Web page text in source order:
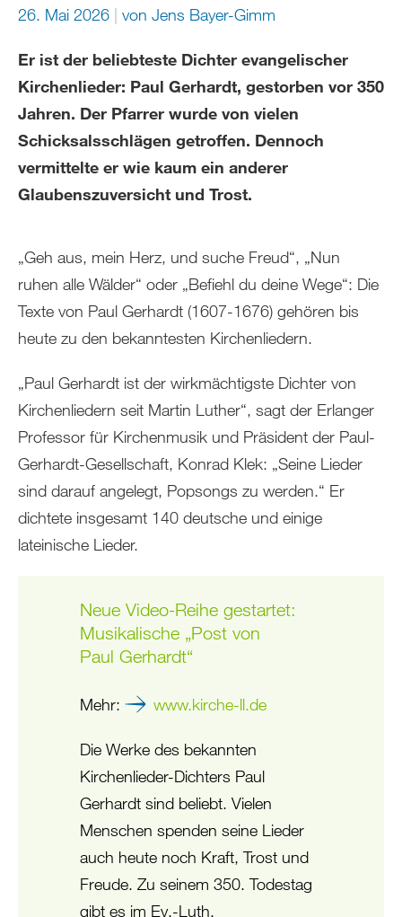
26. Mai 2026 von Jens Bayer-Gimm
Er ist der beliebteste Dichter evangelischer
Kirchenlieder: Paul Gerhardt, gestorben vor 350
Jahren. Der Pfarrer wurde von vielen
Schicksalsschlägen getroffen. Dennoch
vermittelte er wie kaum ein anderer
Glaubenszuversicht und Trost.
„Geh aus, mein Herz, und suche Freud“, „Nun
ruhen alle Wälder“ oder „Befiehl du deine Wege“: Die
Texte von Paul Gerhardt (1607-1676) gehören bis
heute zu den bekanntesten Kirchenliedern.
„Paul Gerhardt ist der wirkmächtigste Dichter von
Kirchenliedern seit Martin Luther“, sagt der Erlanger
Professor für Kirchenmusik und Präsident der Paul-
Gerhardt-Gesellschaft, Konrad Klek: „Seine Lieder
sind darauf angelegt, Popsongs zu werden.“ Er
dichtete insgesamt 140 deutsche und einige
lateinische Lieder.
Neue Video-Reihe gestartet:
Musikalische „Post von
Paul Gerhardt“
Mehr: www.kirche-ll.de
Die Werke des bekannten
Kirchenlieder-Dichters Paul
Gerhardt sind beliebt. Vielen
Menschen spenden seine Lieder
auch heute noch Kraft, Trost und
Freude. Zu seinem 350. Todestag
gibt es im Ev.-Luth.